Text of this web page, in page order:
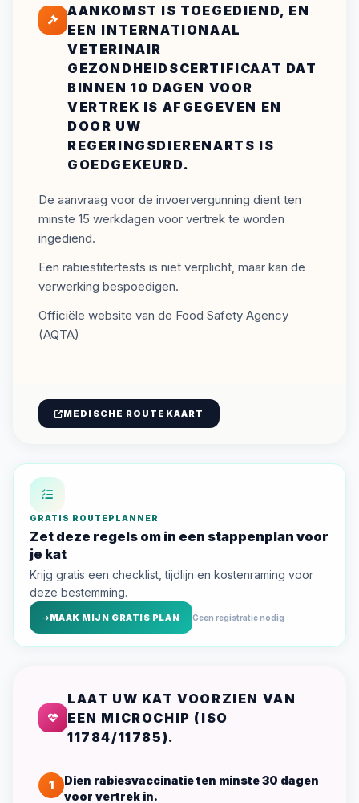
AANKOMST IS TOEGEDIEND, EN
EEN INTERNATIONAAL
VETERINAIR
GEZONDHEIDSCERTIFICAAT DAT
BINNEN 10 DAGEN VOOR
VERTREK IS AFGEGEVEN EN
DOOR UW
REGERINGSDIERENARTS IS
GOEDGEKEURD.
De aanvraag voor de invoervergunning dient ten
minste 15 werkdagen voor vertrek te worden
ingediend.
Een rabiestitertests is niet verplicht, maar kan de
verwerking bespoedigen.
Officiële website van de Food Safety Agency
(AQTA)
MEDISCHE ROUTEKAART
GRATIS ROUTEPLANNER
Zet deze regels om in een stappenplan voor
je kat
Krijg gratis een checklist, tijdlijn en kostenraming voor
deze bestemming.
MAAK MIJN GRATIS PLAN Geen registratie nodig
LAAT UW KAT VOORZIEN VAN
EEN MICROCHIP (ISO
11784/11785).
1
Dien rabiesvaccinatie ten minste 30 dagen
voor vertrek in.